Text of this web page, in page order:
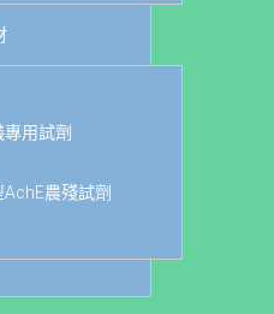
用試劑
農殘試劑